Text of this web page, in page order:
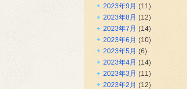
2023年9月 (11)
2023年8月 (12)
2023年7月 (14)
2023年6月 (10)
2023年5月 (6)
2023年4月 (14)
2023年3月 (11)
2023年2月 (12)